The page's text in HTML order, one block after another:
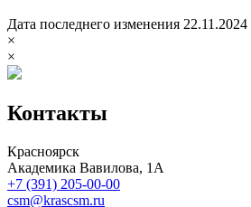
Дата последнего изменения 22.11.2024
×
×
Контакты
Красноярск
Академика Вавилова, 1А
+7 (391) 205-00-00
csm@krascsm.ru